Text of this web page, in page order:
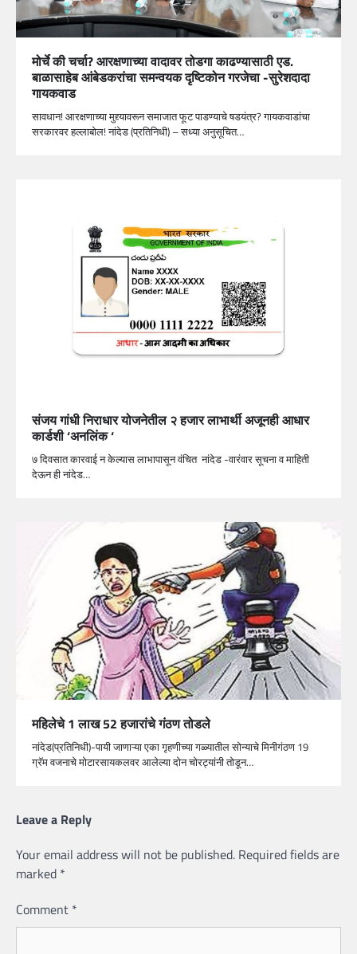
मोर्चे की चर्चा? आरक्षणाच्या वादावर तोडगा काढण्यासाठी एड.
बाळासाहेब आंबेडकरांचा समन्वयक दृष्टिकोन गरजेचा -सुरेशदादा
गायकवाड
सावधान! आरक्षणाच्या मुद्द्यावरून समाजात फूट पाडण्याचे षडयंत्र? गायकवाडांचा
सरकारवर हल्लाबोल! नांदेड (प्रतिनिधी) – सध्या अनुसूचित…
संजय गांधी निराधार योजनेतील २ हजार लाभार्थी अजूनही आधार
कार्डशी ‘अनलिंक ‘
७ दिवसात कारवाई न केल्यास लाभापासून वंचित नांदेड -वारंवार सूचना व माहिती
देऊन ही नांदेड…
महिलेचे 1 लाख 52 हजारांचे गंठण तोडले
नांदेड(प्रतिनिधी)-पायी जाणाऱ्या एका गृहणीच्या गळ्यातील सोन्याचे मिनीगंठण 19
ग्रॅम वजनाचे मोटारसायकलवर आलेल्या दोन चोरट्यांनी तोडून…
Leave a Reply
Your email address will not be published. Required fields are
marked *
Comment *